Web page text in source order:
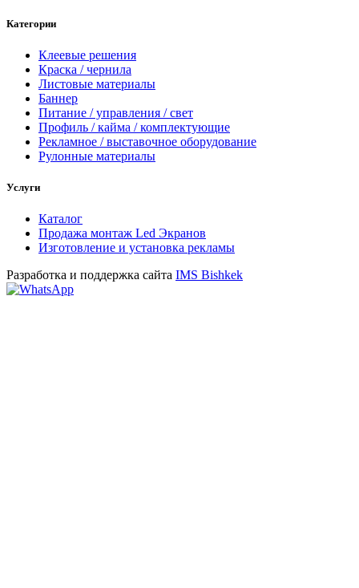
Категории
Клеевые решения
Краска / чернила
Листовые материалы
Баннер
Питание / управления / свет
Профиль / кайма / комплектующие
Рекламное / выставочное оборудование
Рулонные материалы
Услуги
Каталог
Продажа монтаж Led Экранов
Изготовление и установка рекламы
Разработка и поддержка сайта IMS Bishkek